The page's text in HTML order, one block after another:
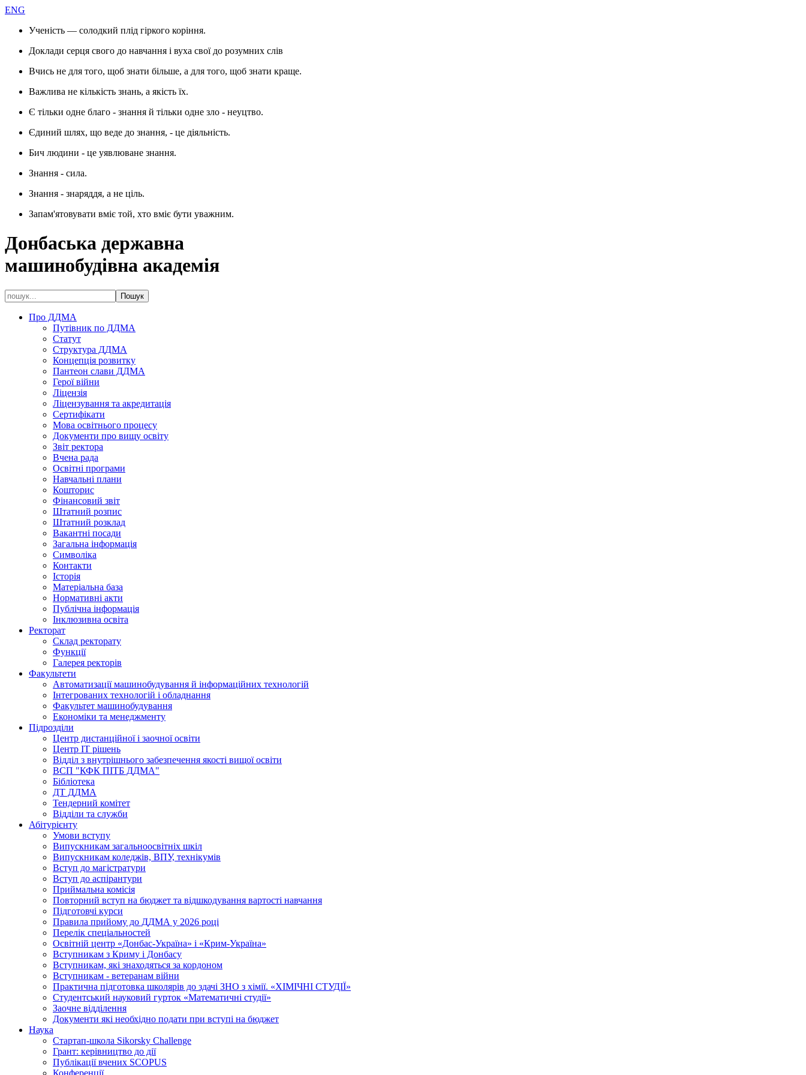
ENG
Ученість — солодкий плід гіркого коріння.
Доклади серця свого до навчання і вуха свої до розумних слів
Вчись не для того, щоб знати більше, а для того, щоб знати краще.
Важлива не кількість знань, а якість їх.
Є тільки одне благо - знання й тільки одне зло - неуцтво.
Єдиний шлях, що веде до знання, - це діяльність.
Бич людини - це уявлюване знання.
Знання - сила.
Знання - знаряддя, а не ціль.
Запам'ятовувати вміє той, хто вміє бути уважним.
Донбаська державна
машинобудівна академія
Про ДДМА
Путівник по ДДМА
Статут
Структура ДДМА
Концепція розвитку
Пантеон слави ДДМА
Герої війни
Ліцензія
Ліцензування та акредитація
Сертифікати
Мова освітнього процесу
Документи про вищу освіту
Звіт ректора
Вчена рада
Освітні програми
Навчальні плани
Кошторис
Фінансовий звіт
Штатний розпис
Штатний розклад
Вакантні посади
Загальна інформація
Символіка
Контакти
Історія
Матеріальна база
Нормативні акти
Публічна інформація
Інклюзивна освіта
Ректорат
Склад ректорату
Функції
Галерея ректорів
Факультети
Автоматизації машинобудування й інформаційних технологій
Інтегрованих технологій і обладнання
Факультет машинобудування
Економіки та менеджменту
Підрозділи
Центр дистанційної і заочної освіти
Центр ІТ рішень
Відділ з внутрішнього забезпечення якості вищої освіти
ВСП "КФК ПІТБ ДДМА"
Бібліотека
ДТ ДДМА
Тендерний комітет
Відділи та служби
Абітурієнту
Умови вступу
Випускникам загальноосвітніх шкіл
Випускникам коледжів, ВПУ, технікумів
Вступ до магістратури
Вступ до аспірантури
Приймальна комісія
Повторний вступ на бюджет та відшкодування вартості навчання
Підготовчі курси
Правила прийому до ДДМА у 2026 році
Перелік спеціальностей
Освітній центр «Донбас-Україна» і «Крим-Україна»
Вступникам з Криму і Донбасу
Вступникам, які знаходяться за кордоном
Вступникам - ветеранам війни
Практична підготовка школярів до здачі ЗНО з хімії. «ХІМІЧНІ СТУДІЇ»
Студентський науковий гурток «Математичні студії»
Заочне відділення
Документи які необхідно подати при вступі на бюджет
Наука
Стартап-школа Sikorsky Challenge
Грант: керівництво до дії
Публікації вчених SCOPUS
Конференції